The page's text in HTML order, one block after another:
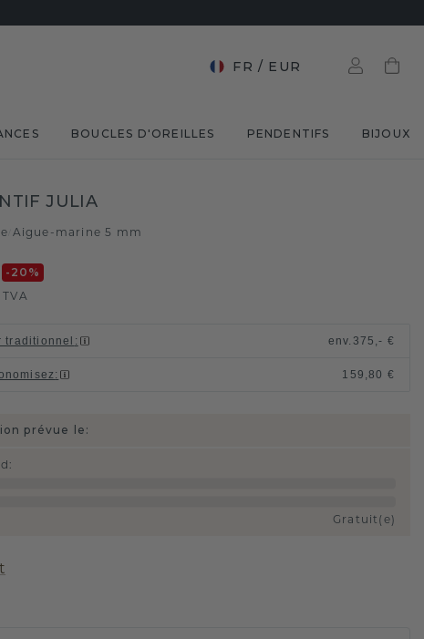
FR / EUR
BOUCLES D'OREILLES PENDENTIFS BIJOUX
JULIA
Aigue-marine 5 mm
-20 %
traditionnel : env. 375,- €
: 159,80 €
prévue le:
:
Gratuit(e)